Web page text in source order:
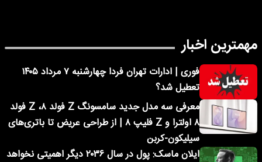
مهمترین اخبار
فوری | ادارات تهران فردا چهارشنبه ۷ مرداد ۱۴۰۵
تعطیل شد؟
معرفی سه مدل جدید سامسونگ Z فولد ۸، Z فولد
۸ اولترا و Z فلیپ ۸ | از طراحی عریض تا باتری‌های
سیلیکون-کربن
ایلان ماسک: پول در سال ۲۰۳۶ دیگر اهمیتی نخواهد